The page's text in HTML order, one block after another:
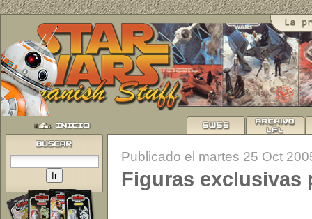
Publicado el martes 25 Oct
Figuras exclusivas